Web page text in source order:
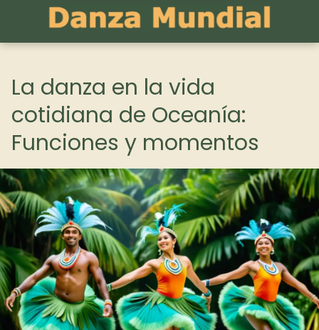
La danza en la vida
cotidiana de Oceanía:
Funciones y momentos